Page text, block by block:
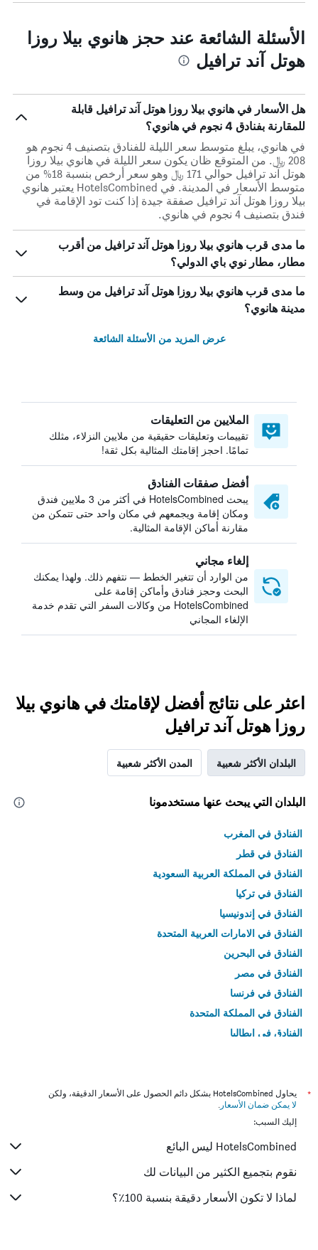
الأسئلة الشائعة عند حجز هانوي بيلا روزا
هوتل آند ترافيل
هل الأسعار في هانوي بيلا روزا هوتل آند ترافيل قابلة
للمقارنة بفنادق 4 نجوم في هانوي؟
في هانوي، يبلغ متوسط ​​سعر الليلة للفنادق بتصنيف 4 نجوم هو
208 ﷼. من المتوقع ظان يكون سعر الليلة في هانوي بيلا روزا
هوتل آند ترافيل حوالي 171 ﷼ وهو سعر أرخص بنسبة 18% من
متوسط الأسعار في المدينة. في HotelsCombined يعتبر هانوي
بيلا روزا هوتل آند ترافيل صفقة جيدة إذا كنت تود الإقامة في
فندق بتصنيف 4 نجوم في هانوي.
ما مدى قرب هانوي بيلا روزا هوتل آند ترافيل من أقرب
مطار، مطار نوي باي الدولي؟
ما مدى قرب هانوي بيلا روزا هوتل آند ترافيل من وسط
مدينة هانوي؟
عرض المزيد من الأسئلة الشائعة
الملايين من التعليقات
تقييمات وتعليقات حقيقية من ملايين النزلاء، مثلك
تمامًا. احجز إقامتك المثالية بكل ثقة!
أفضل صفقات الفنادق
يبحث HotelsCombined في أكثر من 3 ملايين فندق
ومكان إقامة ويجمعهم في مكان واحد حتى تتمكن من
مقارنة أماكن الإقامة المثالية.
إلغاء مجاني
من الوارد أن تتغير الخطط — نتفهم ذلك. ولهذا يمكنك
البحث وحجز فنادق وأماكن إقامة على
HotelsCombined من وكالات السفر التي تقدم خدمة
الإلغاء المجاني
اعثر على نتائج أفضل لإقامتك في هانوي بيلا
روزا هوتل آند ترافيل
البلدان الأكثر شعبية المدن الأكثر شعبية
البلدان التي يبحث عنها مستخدمونا
الفنادق في المغرب
الفنادق في قطر
الفنادق في المملكة العربية السعودية
الفنادق في تركيا
الفنادق في إندونيسيا
الفنادق في الامارات العربية المتحدة
الفنادق في البحرين
الفنادق في مصر
الفنادق في فرنسا
الفنادق في المملكة المتحدة
الفنادق في إيطاليا
*
يحاول HotelsCombined بشكل دائم الحصول على الأسعار الدقيقة، ولكن
لا يمكن ضمان الأسعار .
إليك السبب:
HotelsCombined ليس البائع
نقوم بتجميع الكثير من البيانات لك
لماذا لا تكون الأسعار دقيقة بنسبة 100٪؟